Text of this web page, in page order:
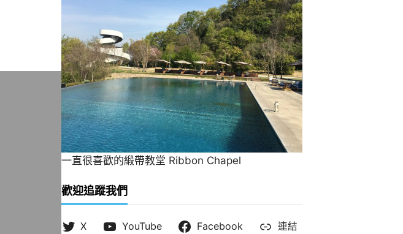
一直很喜歡的緞帶教堂 Ribbon Chapel
歡迎追蹤我們
X YouTube Facebook
連結